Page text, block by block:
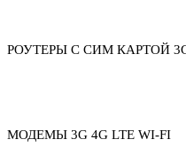
РОУТЕРЫ С СИМ КАРТОЙ
МОДЕМЫ 3G 4G LTE WI-FI